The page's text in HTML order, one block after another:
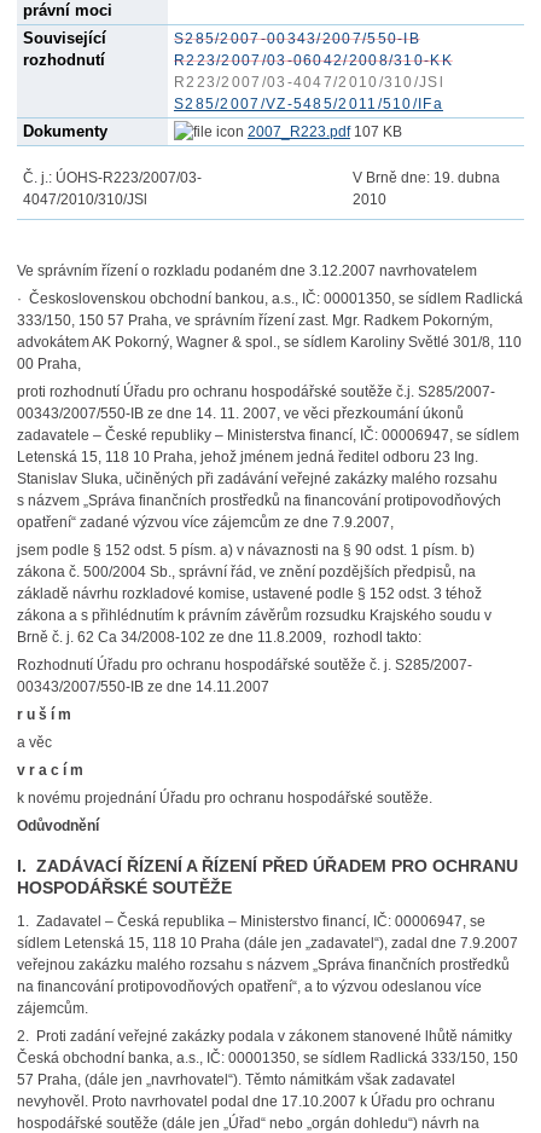
právní moci
Související
rozhodnutí
S285/2007-00343/2007/550-IB
R223/2007/03-06042/2008/310-KK
R223/2007/03-4047/2010/310/JSl
S285/2007/VZ-5485/2011/510/IFa
Dokumenty 2007_R223.pdf107 KB
Č. j.: ÚOHS-R223/2007/03-
4047/2010/310/JSl
V Brně dne: 19. dubna
2010
Ve správním řízení o rozkladu podaném dne 3.12.2007 navrhovatelem
· Československou obchodní bankou, a.s., IČ: 00001350, se sídlem Radlická
333/150, 150 57 Praha, ve správním řízení zast. Mgr. Radkem Pokorným,
advokátem AK Pokorný, Wagner & spol., se sídlem Karoliny Světlé 301/8, 110
00 Praha,
proti rozhodnutí Úřadu pro ochranu hospodářské soutěže č.j. S285/2007-
00343/2007/550-IB ze dne 14. 11. 2007, ve věci přezkoumání úkonů
zadavatele – České republiky – Ministerstva financí, IČ: 00006947, se sídlem
Letenská 15, 118 10 Praha, jehož jménem jedná ředitel odboru 23 Ing.
Stanislav Sluka, učiněných při zadávání veřejné zakázky malého rozsahu
s názvem „Správa finančních prostředků na financování protipovodňových
opatření“ zadané výzvou více zájemcům ze dne 7.9.2007,
jsem podle § 152 odst. 5 písm. a) v návaznosti na § 90 odst. 1 písm. b)
zákona č. 500/2004 Sb., správní řád, ve znění pozdějších předpisů, na
základě návrhu rozkladové komise, ustavené podle § 152 odst. 3 téhož
zákona a s přihlédnutím k právním závěrům rozsudku Krajského soudu v
Brně č. j. 62 Ca 34/2008-102 ze dne 11.8.2009, rozhodl takto:
Rozhodnutí Úřadu pro ochranu hospodářské soutěže č. j. S285/2007-
00343/2007/550-IB ze dne 14.11.2007
r u š í m
a věc
v r a c í m
k novému projednání Úřadu pro ochranu hospodářské soutěže.
Odůvodnění
I. ZADÁVACÍ ŘÍZENÍ A ŘÍZENÍ PŘED ÚŘADEM PRO OCHRANU
HOSPODÁŘSKÉ SOUTĚŽE
1. Zadavatel – Česká republika – Ministerstvo financí, IČ: 00006947, se
sídlem Letenská 15, 118 10 Praha (dále jen „zadavatel“), zadal dne 7.9.2007
veřejnou zakázku malého rozsahu s názvem „Správa finančních prostředků
na financování protipovodňových opatření“, a to výzvou odeslanou více
zájemcům.
2. Proti zadání veřejné zakázky podala v zákonem stanovené lhůtě námitky
Česká obchodní banka, a.s., IČ: 00001350, se sídlem Radlická 333/150, 150
57 Praha, (dále jen „navrhovatel“). Těmto námitkám však zadavatel
nevyhověl. Proto navrhovatel podal dne 17.10.2007 k Úřadu pro ochranu
hospodářské soutěže (dále jen „Úřad“ nebo „orgán dohledu“) návrh na